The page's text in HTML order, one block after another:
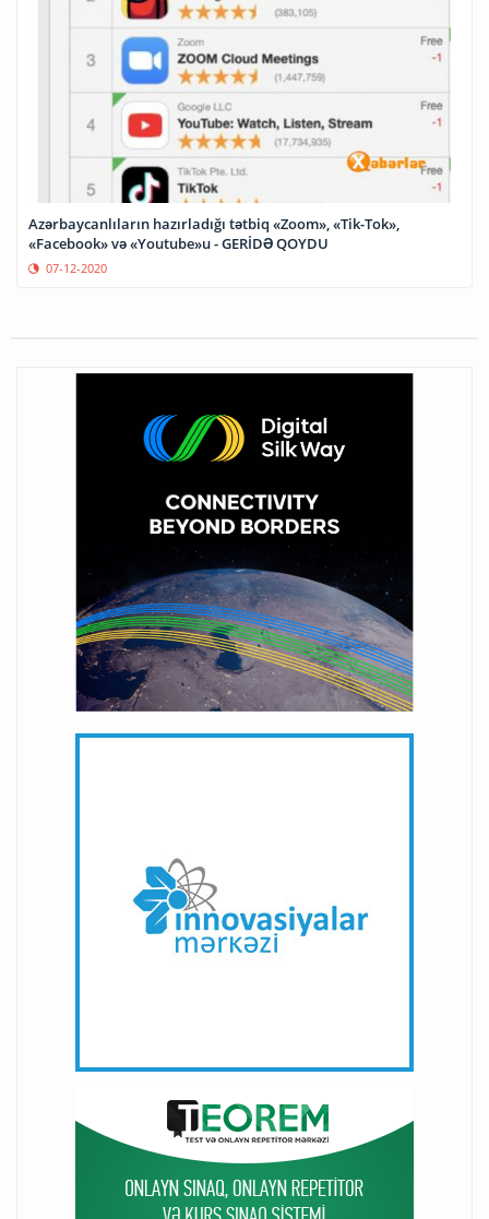
Azərbaycanlıların hazırladığı tətbiq «Zoom», «Tik-Tok»,
«Facebook» və «Youtube»u - GERİDƏ QOYDU
07-12-2020